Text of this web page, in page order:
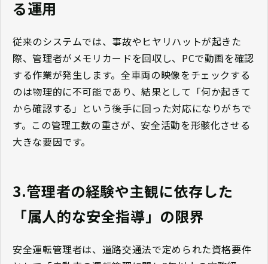
る運用
従来のシステムでは、事故やヒヤリハットが起きた
際、管理者がメモリカードを回収し、PCで動画を確認
する作業が発生します。全車両の映像をチェックする
のは物理的に不可能であり、結果として「何か起きて
から確認する」という後手に回った対応になりがちで
す。この管理工数の重さが、安全活動を形骸化させる
大きな要因です。
3.管理者の経験や主観に依存した
「属人的な安全指導」の限界
安全運転管理者は、道路交通法で定められた資格要件